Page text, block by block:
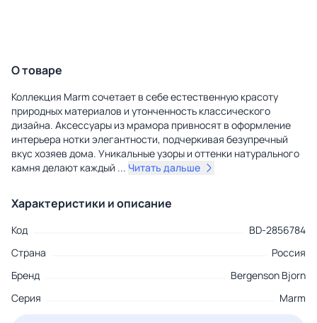
О товаре
Коллекция Marm сочетает в себе естественную красоту
природных материалов и утонченность классического
дизайна. Аксессуары из мрамора привносят в оформление
интерьера нотки элегантности, подчеркивая безупречный
вкус хозяев дома. Уникальные узоры и оттенки натурального
камня делают каждый ... Читать дальше
Характеристики и описание
Код
BD-2856784
Страна
Россия
Бренд
Bergenson Bjorn
Серия
Marm